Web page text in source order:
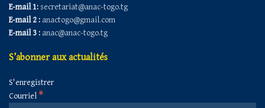
E-mail 1: secretariat@anac-togo.tg
E-mail 2 : anactogo@gmail.com
E-mail 3 : anac@anac-togo.tg
S’abonner aux actualités
S'enregistrer
Courriel*